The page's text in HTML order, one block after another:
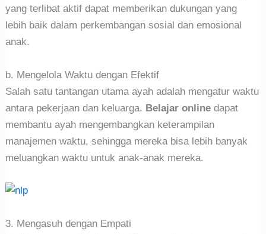
yang terlibat aktif dapat memberikan dukungan yang
lebih baik dalam perkembangan sosial dan emosional
anak.
b. Mengelola Waktu dengan Efektif
Salah satu tantangan utama ayah adalah mengatur waktu
antara pekerjaan dan keluarga. Belajar online dapat
membantu ayah mengembangkan keterampilan
manajemen waktu, sehingga mereka bisa lebih banyak
meluangkan waktu untuk anak-anak mereka.
3. Mengasuh dengan Empati